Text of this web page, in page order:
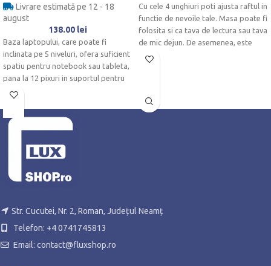
Livrare estimată pe 12 - 18
august
138.00 lei
Baza laptopului, care poate fi
inclinata pe 5 niveluri, ofera suficient
spatiu pentru notebook sau tableta,
pana la 12 pixuri in suportul pentru
stilouri sau chiar o ceasca de cafea.
Cu cele 4 unghiuri poti ajusta raftul in
functie de nevoile tale. Masa poate fi
folosita si ca tava de lectura sau tava
de mic dejun. De asemenea, este
ideal pentru desen datorita benzii
Str. Cucutei, Nr. 2, Roman, Județul Neamț
Telefon: +4 0741745813
Email: contact@fluxshop.ro